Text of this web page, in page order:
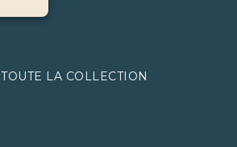
LA COLLECTION